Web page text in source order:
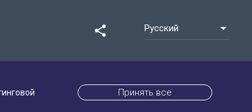
share Русский
Принять все